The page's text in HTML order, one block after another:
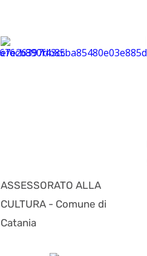
ASSESSORATO ALLA
CULTURA - Comune di
Catania